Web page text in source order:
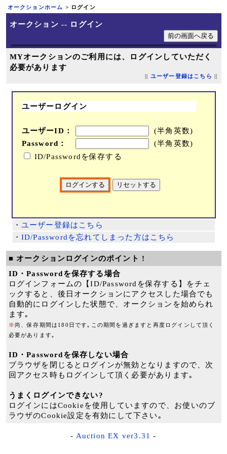
オークションホーム > ログイン
オークション -- ログイン
MYオークションのご利用には、ログインしていただく
必要があります
ユーザー登録はこちら
ユーザーログイン
ユーザーID：
(半角英数)
Password：
(半角英数)
ID/Passwordを保存する
・ ユーザー登録はこちら
・ ID/Passwordを忘れてしまった方はこちら
■ オークションログインのポイント !
ID・Passwordを保存する場合
ログインフォームの【ID/Passwordを保存する】をチェ
ックすると、後日オークションにアクセスした場合でも
自動的にログインした状態で、オークションを始められ
ます｡
※尚、保存期間は180日です｡この期間を過ぎますと再度ログインして頂く
必要があります｡
ID・Passwordを保存しない場合
ブラウザを閉じるとログインが無効となりますので、次
回アクセス時もログインして頂く必要があります｡
うまくログインできない?
ログインにはCookieを使用していますので、お使いのブ
ラウザのCookie設定を有効にして下さい｡
- Auction EX ver3.31 -